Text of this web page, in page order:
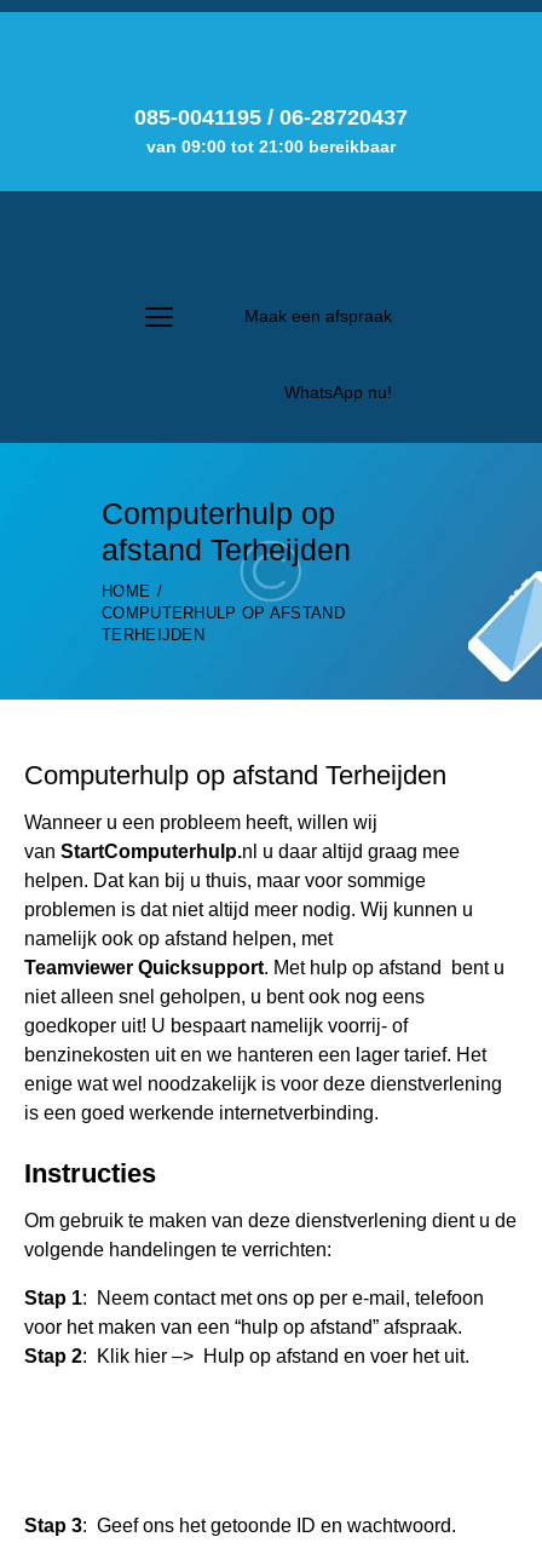
085-0041195 / 06-28720437
van 09:00 tot 21:00 bereikbaar
Maak een afspraak
WhatsApp nu!
Computerhulp op
afstand Terheijden
HOME
COMPUTERHULP OP AFSTAND
TERHEIJDEN
Computerhulp op afstand Terheijden
Wanneer u een probleem heeft, willen wij
van StartComputerhulp.nl u daar altijd graag mee
helpen. Dat kan bij u thuis, maar voor sommige
problemen is dat niet altijd meer nodig. Wij kunnen u
namelijk ook op afstand helpen, met
Teamviewer Quicksupport. Met hulp op afstand bent u
niet alleen snel geholpen, u bent ook nog eens
goedkoper uit! U bespaart namelijk voorrij- of
benzinekosten uit en we hanteren een lager tarief. Het
enige wat wel noodzakelijk is voor deze dienstverlening
is een goed werkende internetverbinding.
Instructies
Om gebruik te maken van deze dienstverlening dient u de
volgende handelingen te verrichten:
Stap 1: Neem contactmet ons op per e-mail, telefoon
voor het maken van een “hulp op afstand” afspraak.
Stap 2: Klik hier –> Hulp op afstand en voer het uit.
Stap 3: Geef ons het getoonde ID en wachtwoord.